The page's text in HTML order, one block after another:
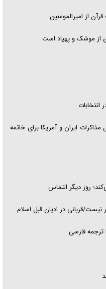
از امیرالمومنین
از موشک و پهپاد است
ایران و آمریکا برای خاتمه
روز دیگر التماس
نیست/قربانی در ادیان قبل اسلام
ترجمه فارسی